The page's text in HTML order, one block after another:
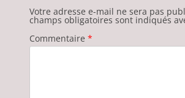
Votre adresse e-mail ne sera pas
champs obligatoires sont indiqués
Commentaire *